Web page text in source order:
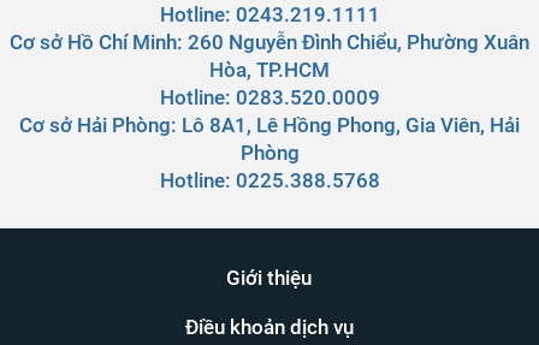
Hotline: 0243.219.1111
Cơ sở Hồ Chí Minh: 260 Nguyễn Đình Chiểu, Phường Xuân
Hòa, TP.HCM
Hotline: 0283.520.0009
Cơ sở Hải Phòng: Lô 8A1, Lê Hồng Phong, Gia Viên, Hải
Phòng
Hotline: 0225.388.5768
Giới thiệu
Điều khoản dịch vụ